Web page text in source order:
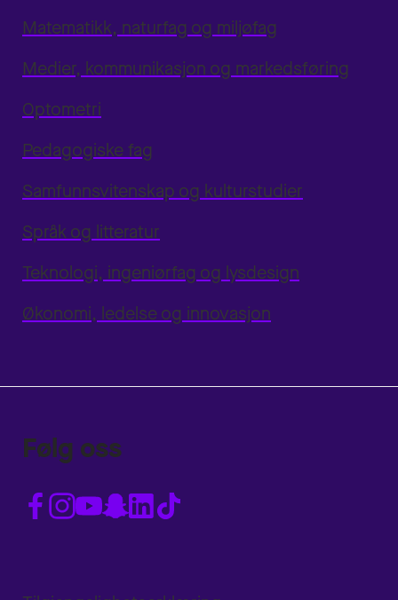
Matematikk, naturfag og miljøfag
Medier, kommunikasjon og markedsføring
Optometri
Pedagogiske fag
Samfunnsvitenskap og kulturstudier
Språk og litteratur
Teknologi, ingeniørfag og lysdesign
Økonomi, ledelse og innovasjon
Følg oss